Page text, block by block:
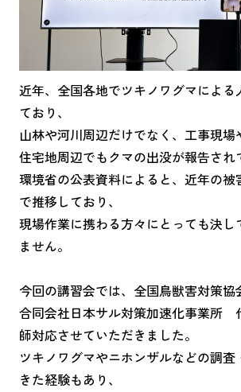
近年、全国各地でツキノワグマによる
ており、
山林や河川周辺だけでなく、工事現場
住宅地周辺でもクマの出没が報告され
環境省の公表資料によると、近年の被
で推移しており、
現場作業に携わる方々にとっても決し
ません。
今回の講習会では、全国鳥獣害対策協
合同会社日本サル対策加速化事業所
師対応させていただきました。
ツキノワグマやニホンザルなどの調査
きた経験もあり、